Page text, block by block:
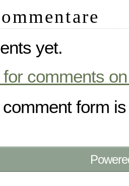
yet.
comments
form